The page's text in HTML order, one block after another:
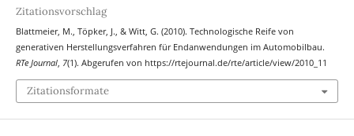
Zitationsvorschlag
Blattmeier, M., Töpker, J., & Witt, G. (2010). Technologische Reife von
generativen Herstellungsverfahren für Endanwendungen im Automobilbau.
RTe Journal, 7(1). Abgerufen von https://rtejournal.de/rte/article/view/2010_11
Zitationsformate